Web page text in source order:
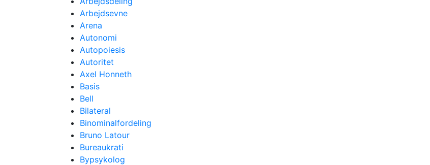
Arbejdsevne
Arena
Autonomi
Autopoiesis
Autoritet
Axel Honneth
Basis
Bell
Bilateral
Binominalfordeling
Bruno Latour
Bureaukrati
Bypsykolog